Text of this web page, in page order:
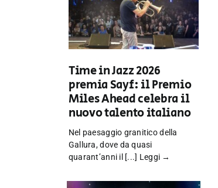
Time in Jazz 2026
premia Sayf: il Premio
Miles Ahead celebra il
nuovo talento italiano
Nel paesaggio granitico della
Gallura, dove da quasi
quarant’anni il [...] Leggi →